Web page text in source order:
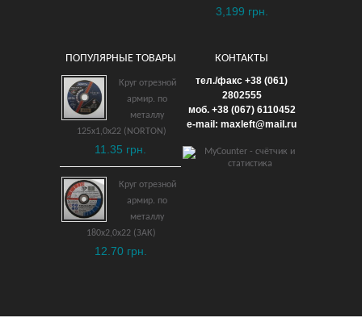
Газонокосилка
электрическая MAKITA
ELM4611
11,500 грн.
ДОБАВИТЬ В КОРЗИНУ
3,199 грн.
ПОПУЛЯРНЫЕ ТОВАРЫ
Круг отрезной
армир. по
металлу
125х1,0х22 (NORTON)
11.35 грн.
Круг отрезной
армир. по
металлу
180х2,0х22 (ЗАК)
12.70 грн.
КОНТАКТЫ
тел./факс +38 (061)
2802555
моб. +38 (067) 6110452
e-mail: maxleft@mail.ru